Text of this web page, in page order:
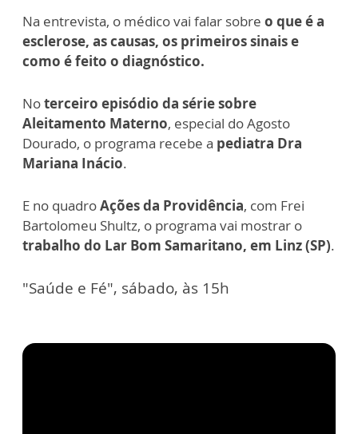
Na entrevista, o médico vai falar sobre o que é a
esclerose, as causas, os primeiros sinais e
como é feito o diagnóstico.
Noterceiro episódio da série sobre
Aleitamento Materno, especial do Agosto
Dourado, o programa recebe a pediatra Dra
Mariana Inácio.
E no quadroAções da Providência, com Frei
Bartolomeu Shultz, o programa vai mostrar o
trabalho do Lar Bom Samaritano, em Linz (SP).
"Saúde e Fé", sábado, às 15h